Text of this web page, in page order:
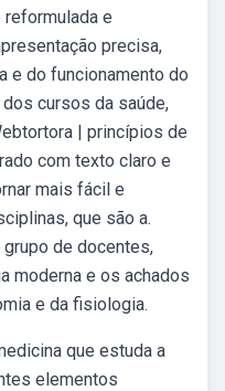
e
precisa,
e do funcionamento do
cursos da saúde,
| princípios de
com texto claro e
mais fácil e
que são a.
de docentes,
moderna e os achados
e da fisiologia.
que estuda a
elementos